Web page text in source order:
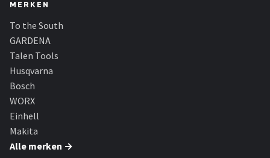
Synx Tools
Fiskars
Alle merken →
MERKEN
To the South
GARDENA
Talen Tools
Husqvarna
Bosch
WORX
Einhell
Makita
Alle merken →